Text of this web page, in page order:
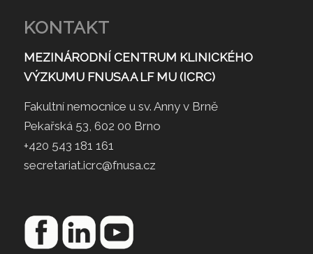
KONTAKT
MEZINÁRODNÍ CENTRUM KLINICKÉHO
VÝZKUMU FNUSA A LF MU (ICRC)
Fakultní nemocnice u sv. Anny v Brně
Pekařská 53, 602 00 Brno
+420 543 181 161
secretariat.icrc@fnusa.cz